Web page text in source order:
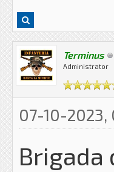
Terminus
Administrator
07-10-2023,
Brigada